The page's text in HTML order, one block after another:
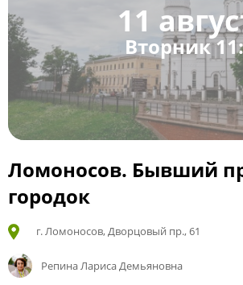
11
Вторник
Ломоносов. Бывший
городок
г. Ломоносов, Дворцовый пр., 61
Репина Лариса Демьяновна